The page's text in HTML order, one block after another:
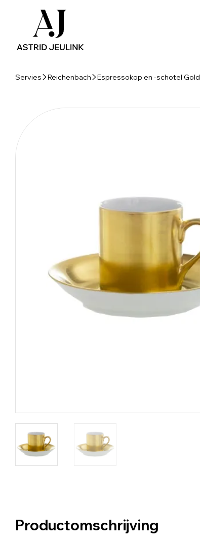
Servies Reichenbach Espressokop en -schotel Gold
Productomschrijving